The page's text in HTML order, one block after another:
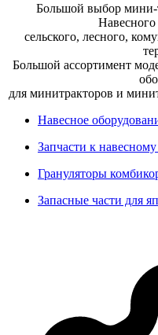
Большой выбор мини-
Навесного
сельского, лесного,
Большой ассортимент
для минитракторов и
Навесное
Запчасти к
Грануляторы
Запасные части для